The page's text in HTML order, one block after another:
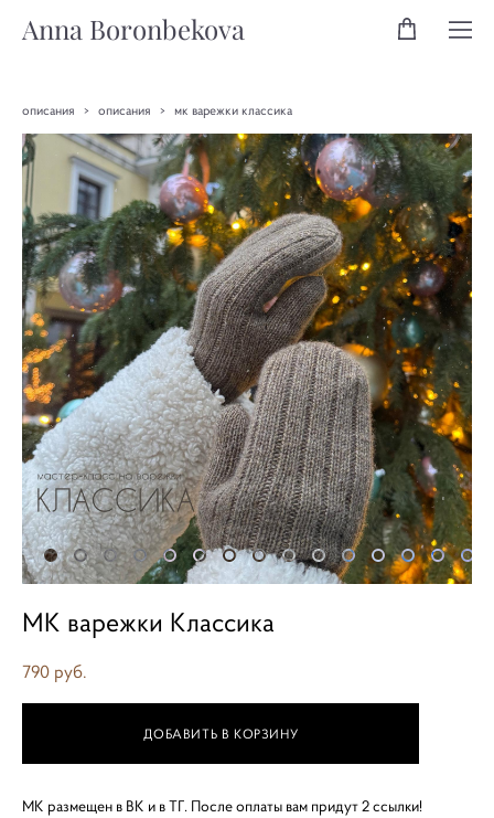
Anna Boronbekova
описания > описания > мк варежки классика
МК варежки Классика
790 pуб.
ДОБАВИТЬ В КОРЗИНУ
МК размещен в ВК и в ТГ. После оплаты вам придут 2 ссылки!